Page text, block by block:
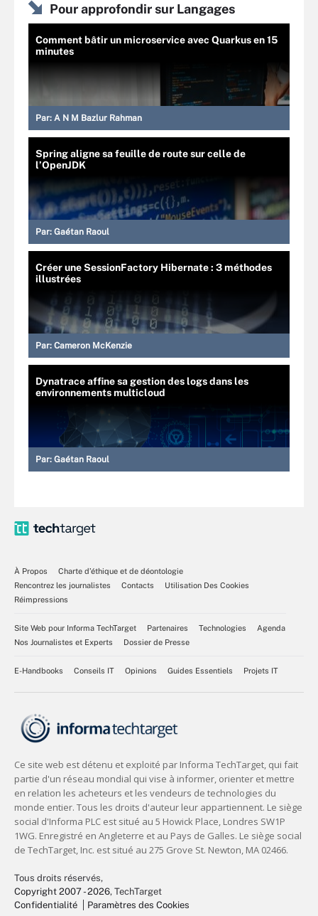
Pour approfondir sur Langages
Comment bâtir un microservice avec Quarkus en 15
minutes
Par: A N M Bazlur Rahman
Spring aligne sa feuille de route sur celle de
l’OpenJDK
Par: Gaétan Raoul
Créer une SessionFactory Hibernate : 3 méthodes
illustrées
Par: Cameron McKenzie
Dynatrace affine sa gestion des logs dans les
environnements multicloud
Par: Gaétan Raoul
À Propos
Charte d’éthique et de déontologie
Rencontrez les journalistes
Contacts
Utilisation Des Cookies
Réimpressions
Site Web pour Informa TechTarget Partenaires Technologies
Agenda
Nos Journalistes et Experts
Dossier de Presse
E-Handbooks Conseils IT Opinions Guides Essentiels Projets IT
Tous droits réservés,
Copyright 2007 - 2026, TechTarget
Confidentialité
Paramètres des Cookies